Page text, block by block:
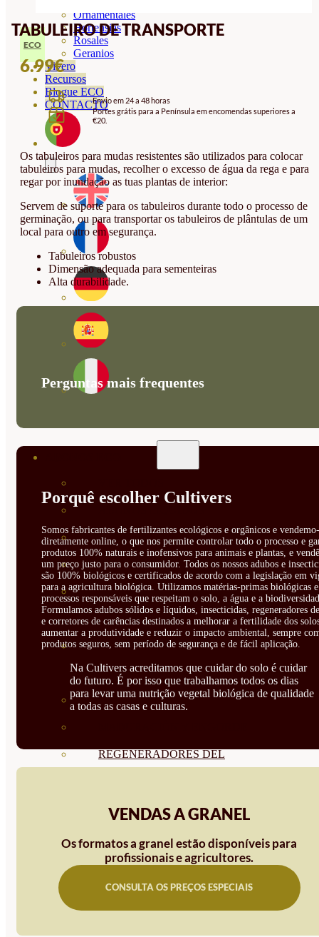
Ornamentales
Hortensias
Rosales
Geranios
Vivero
Recursos
Blogue ECO
CONTACTO
ABONOS SOLIDOS
BIOESTIMULANTES
SUSTRATOS Y
DECORATIVAS
CORRECTORES DE
CARENCIAS
ENRAIZANTES
REGENERADORES DEL
ÁCIDOS HÚMICOS
PROTECCIÓN CULTIVOS Y
PLANTAS
TABULEIRO DE TRANSPORTE
ECO
6.99€
Envio em 24 a 48 horas
Portes grátis para a Península em encomendas superiores a
€20.
Os tabuleiros para mudas resistentes são utilizados para colocar
tabuleiros para mudas, recolher o excesso de água da rega e para
regar por inundação as tuas plantas de interior:
Servem de suporte para os tabuleiros durante todo o processo de
germinação, ou para transportar os tabuleiros de plântulas de um
local para outro em segurança.
Tabuleiros robustos
Dimensão adequada para sementeiras
Alta durabilidade.
Perguntas mais frequentes
Porquê escolher Cultivers
Somos fabricantes de fertilizantes ecológicos e orgânicos e
diretamente online, o que nos permite controlar todo o processo e
produtos 100% naturais e inofensivos para animais e plantas, e
um preço justo para o consumidor. Todos os nossos adubos e
são 100% biológicos e certificados de acordo com a legislação em
para a agricultura biológica. Utilizamos matérias-primas biológicas e
processos responsáveis que respeitam o solo, a água e a
Formulamos adubos sólidos e líquidos, insecticidas, regeneradores
e corretores de carências destinados a melhorar a fertilidade dos
aumentar a produtividade e reduzir o impacto ambiental, sempre
produtos seguros, sem período de segurança e de fácil aplicação.
Na Cultivers acreditamos que cuidar do solo é cuidar
do futuro. É por isso que trabalhamos todos os dias
para levar uma nutrição vegetal biológica de qualidade
a todas as casas e culturas.
VENDAS A GRANEL
Os formatos a granel estão disponíveis para
profissionais e agricultores.
CONSULTA OS PREÇOS ESPECIAIS